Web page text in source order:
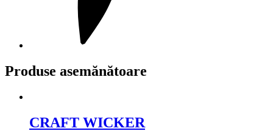
Produse asemănătoare
CRAFT WICKER